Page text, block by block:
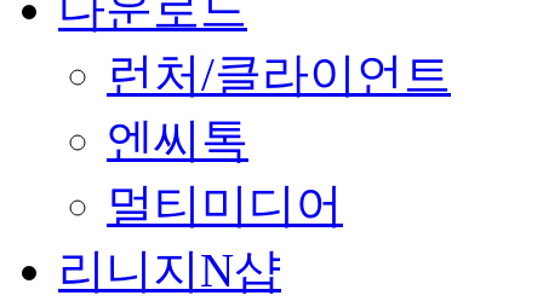
런처/클라이언트
엔씨톡
멀티미디어
리니지N샵